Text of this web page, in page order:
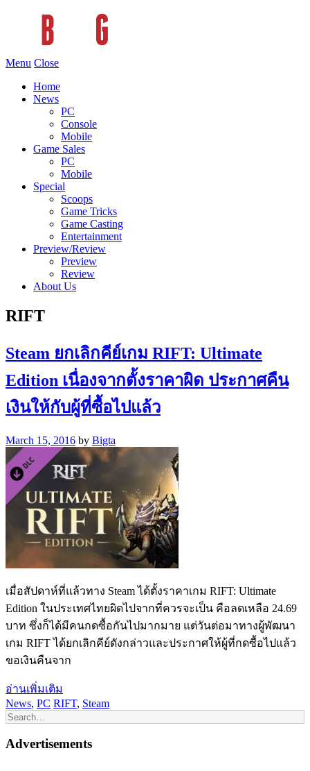
Menu Close
Home
News
PC
Console
Mobile
Game Sales
PC
Mobile
Special
Scoops
Game Tricks
Game Casting
Entertainment
Preview/Review
Preview
Review
About Us
RIFT
Steam ยกเลิกคีย์เกม RIFT: Ultimate
Edition เนื่องจากตั้งราคาผิด ประกาศคืน
เงินให้กับผู้ที่ซื้อไปแล้ว
March 15, 2016 by Bigta
เมื่อสัปดาห์ที่แล้วทาง Steam ได้ตั้งราคาเกม RIFT: Ultimate
Edition ในประเทศไทยผิดไปจากที่ควรจะเป็น คือลดเหลือ 24.69
บาท ซึ่งก็ได้มีคนกดซื้อกันไปมากมาย แต่วันต่อมาทางผู้พัฒนา
เกม RIFT ได้ยกเลิกคีย์ดังกล่าวและประกาศให้ผู้ที่กดซื้อไปแล้ว
ขอเงินคืนจาก
อ่านเพิ่มเติม
News, PC RIFT, Steam
Advertisements